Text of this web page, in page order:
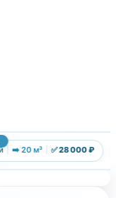
| ➡️ 20 м³ | ✅ 28 000 ₽